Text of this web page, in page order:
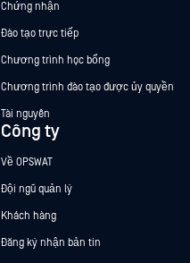
Chứng nhận
Đào tạo trực tiếp
Chương trình học bổng
Chương trình đào tạo được ủy quyền
Tài nguyên
Công ty
Về OPSWAT
Đội ngũ quản lý
Khách hàng
Đăng ký nhận bản tin